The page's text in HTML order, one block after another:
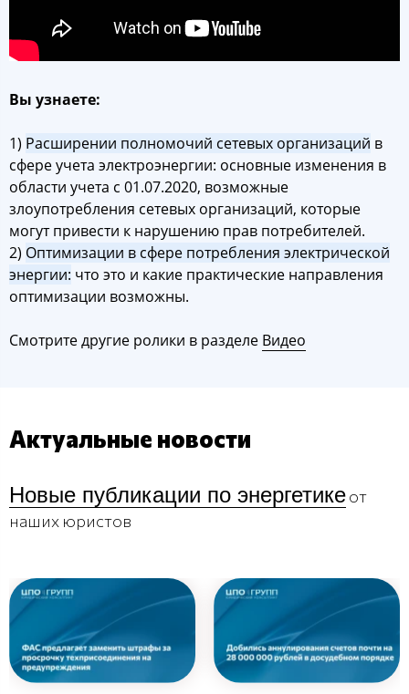
Вы узнаете:
1) Расширении полномочий сетевых организаций в
сфере учета электроэнергии: основные изменения в
области учета с 01.07.2020, возможные
злоупотребления сетевых организаций, которые
могут привести к нарушению прав потребителей.
2) Оптимизации в сфере потребления электрической
энергии: что это и какие практические направления
оптимизации возможны.
Смотрите другие ролики в разделе Видео
Актуальные новости
Новые публикации по энергетикеот
наших юристов